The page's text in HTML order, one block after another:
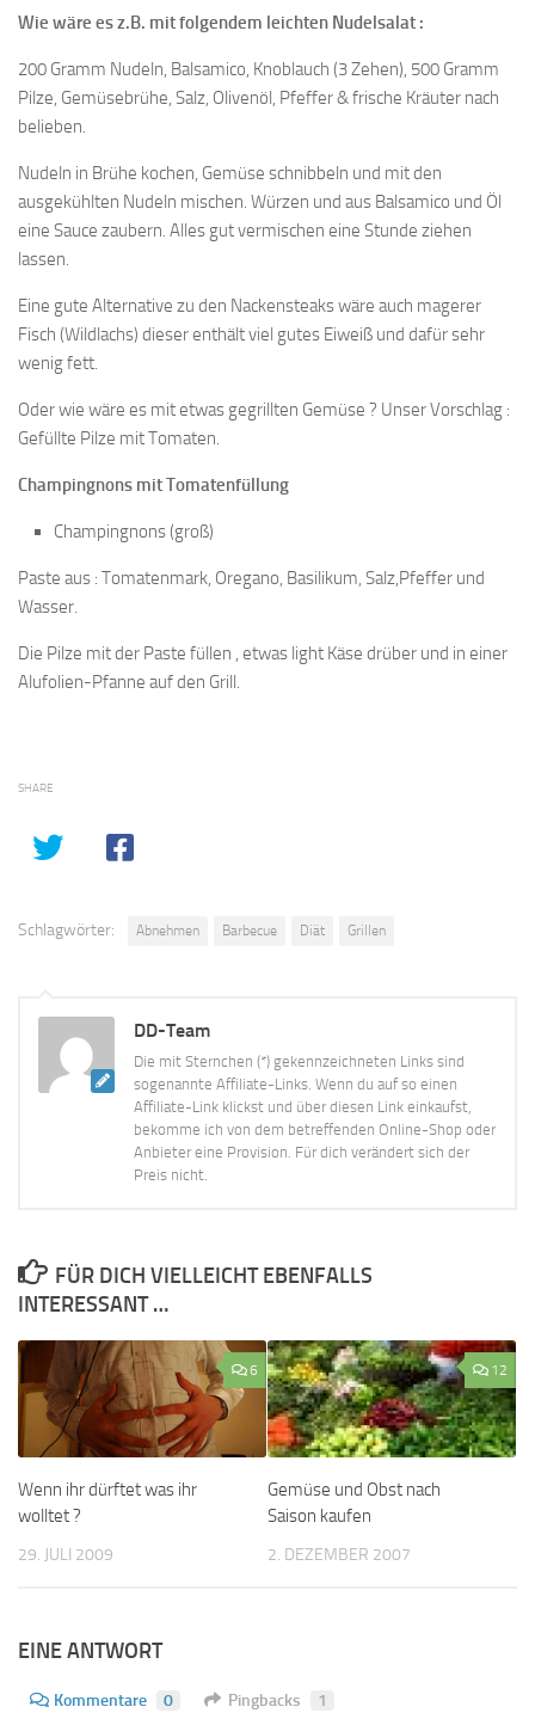
Wie wäre es z.B. mit folgendem leichten Nudelsalat :
200 Gramm Nudeln, Balsamico, Knoblauch (3 Zehen), 500 Gramm
Pilze, Gemüsebrühe, Salz, Olivenöl, Pfeffer & frische Kräuter nach
belieben.
Nudeln in Brühe kochen, Gemüse schnibbeln und mit den
ausgekühlten Nudeln mischen. Würzen und aus Balsamico und Öl
eine Sauce zaubern. Alles gut vermischen eine Stunde ziehen
lassen.
Eine gute Alternative zu den Nackensteaks wäre auch magerer
Fisch (Wildlachs) dieser enthält viel gutes Eiweiß und dafür sehr
wenig fett.
Oder wie wäre es mit etwas gegrillten Gemüse ? Unser Vorschlag :
Gefüllte Pilze mit Tomaten.
Champingnons mit Tomatenfüllung
Champingnons (groß)
Paste aus : Tomatenmark, Oregano, Basilikum, Salz,Pfeffer und
Wasser.
Die Pilze mit der Paste füllen , etwas light Käse drüber und in einer
Alufolien-Pfanne auf den Grill.
SHARE
Schlagwörter: Abnehmen Barbecue Diät Grillen
DD-Team
Die mit Sternchen (*) gekennzeichneten Links sind
sogenannte Affiliate-Links. Wenn du auf so einen
Affiliate-Link klickst und über diesen Link einkaufst,
bekomme ich von dem betreffenden Online-Shop oder
Anbieter eine Provision. Für dich verändert sich der
Preis nicht.
FÜR DICH VIELLEICHT EBENFALLS
INTERESSANT …
6
Wenn ihr dürftet was ihr
wolltet ?
29. JULI 2009
12
Gemüse und Obst nach
Saison kaufen
2. DEZEMBER 2007
EINE ANTWORT
Kommentare 0 Pingbacks 1